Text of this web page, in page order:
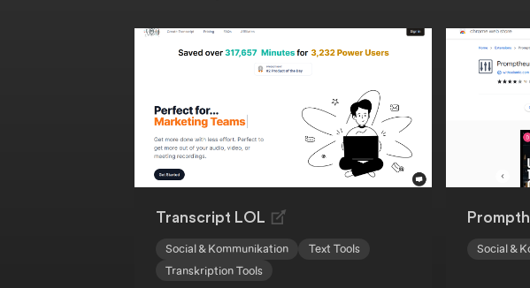
Transcript LOL
Social & Kommunikation
Text Tools
Transkription Tools
Social &